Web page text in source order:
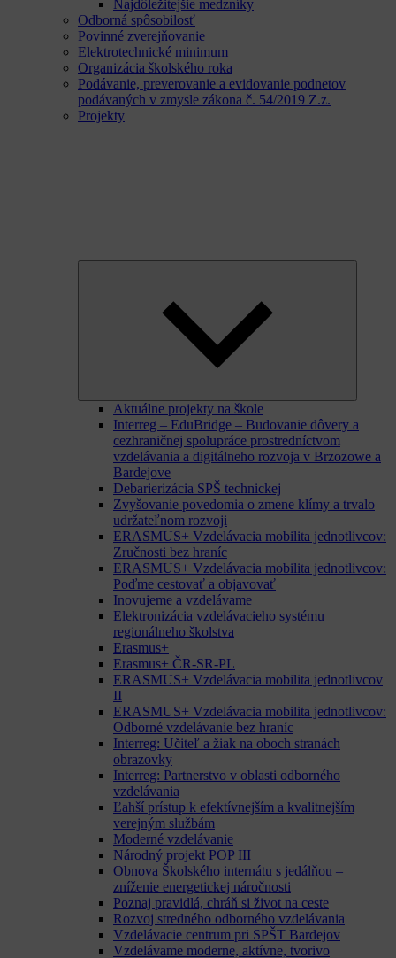
Najdôležitejšie medzníky
Odborná spôsobilosť
Povinné zverejňovanie
Elektrotechnické minimum
Organizácia školského roka
Podávanie, preverovanie a evidovanie podnetov
podávaných v zmysle zákona č. 54/2019 Z.z.
Projekty
Aktuálne projekty na škole
Interreg – EduBridge – Budovanie dôvery a
cezhraničnej spolupráce prostredníctvom
vzdelávania a digitálneho rozvoja v Brzozowe a
Bardejove
Debarierizácia SPŠ technickej
Zvyšovanie povedomia o zmene klímy a trvalo
udržateľnom rozvoji
ERASMUS+ Vzdelávacia mobilita jednotlivcov:
Zručnosti bez hraníc
ERASMUS+ Vzdelávacia mobilita jednotlivcov:
Poďme cestovať a objavovať
Inovujeme a vzdelávame
Elektronizácia vzdelávacieho systému
regionálneho školstva
Erasmus+
Erasmus+ ČR-SR-PL
ERASMUS+ Vzdelávacia mobilita jednotlivcov
II
ERASMUS+ Vzdelávacia mobilita jednotlivcov:
Odborné vzdelávanie bez hraníc
Interreg: Učiteľ a žiak na oboch stranách
obrazovky
Interreg: Partnerstvo v oblasti odborného
vzdelávania
Ľahší prístup k efektívnejším a kvalitnejším
verejným službám
Moderné vzdelávanie
Národný projekt POP III
Obnova Školského internátu s jedálňou –
zníženie energetickej náročnosti
Poznaj pravidlá, chráň si život na ceste
Rozvoj stredného odborného vzdelávania
Vzdelávacie centrum pri SPŠT Bardejov
Vzdelávame moderne, aktívne, tvorivo